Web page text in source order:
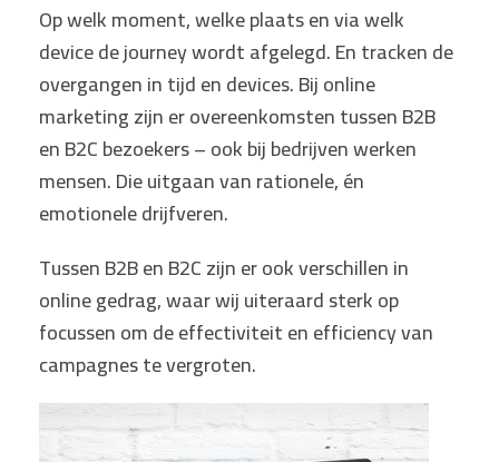
Op welk moment, welke plaats en via welk
device de journey wordt afgelegd. En tracken de
overgangen in tijd en devices. Bij online
marketing zijn er overeenkomsten tussen B2B
en B2C bezoekers – ook bij bedrijven werken
mensen. Die uitgaan van rationele, én
emotionele drijfveren.
Tussen B2B en B2C zijn er ook verschillen in
online gedrag, waar wij uiteraard sterk op
focussen om de effectiviteit en efficiency van
campagnes te vergroten.